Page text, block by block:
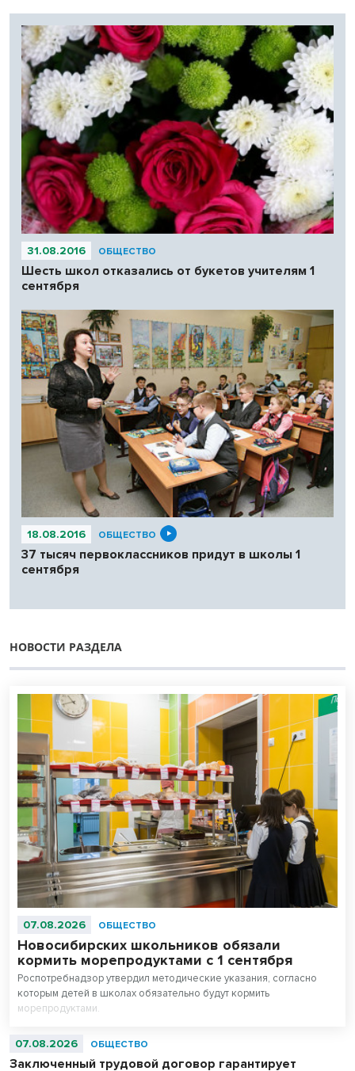
31.08.2016 ОБЩЕСТВО
Шесть школ отказались от букетов учителям 1
сентября
18.08.2016 ОБЩЕСТВО
37 тысяч первоклассников придут в школы 1
сентября
НОВОСТИ РАЗДЕЛА
07.08.2026 ОБЩЕСТВО
Новосибирских школьников обязали
кормить морепродуктами с 1 сентября
Роспотребнадзор утвердил методические указания, согласно
которым детей в школах обязательно будут кормить
морепродуктами.
07.08.2026 ОБЩЕСТВО
Заключенный трудовой договор гарантирует